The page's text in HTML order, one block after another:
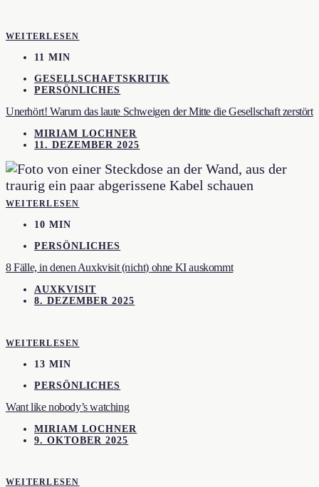
WEITERLESEN
11 MIN
GESELLSCHAFTSKRITIK
PERSÖNLICHES
Unerhört! Warum das laute Schweigen der Mitte die Gesellschaft zerstört
MIRIAM LOCHNER
11. DEZEMBER 2025
WEITERLESEN
10 MIN
PERSÖNLICHES
8 Fälle, in denen Auxkvisit (nicht) ohne KI auskommt
AUXKVISIT
8. DEZEMBER 2025
WEITERLESEN
13 MIN
PERSÖNLICHES
Want like nobody’s watching
MIRIAM LOCHNER
9. OKTOBER 2025
WEITERLESEN